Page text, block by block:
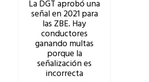
La DGT aprobó una
señal en 2021 para
las ZBE. Hay
conductores
ganando multas
porque la
señalización es
incorrecta